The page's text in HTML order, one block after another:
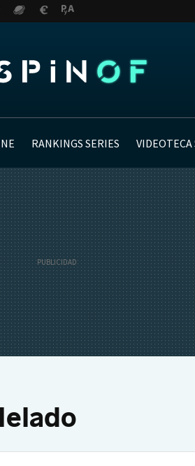
RANKINGS SERIES VIDEOTECA